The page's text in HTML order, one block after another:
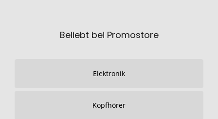
Beliebt bei Promostore
Elektronik
Kopfhörer